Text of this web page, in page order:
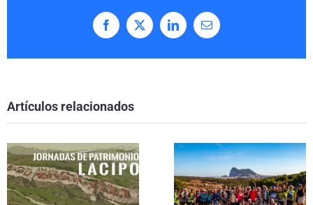
Facebook
X LinkedInCorreo
electrónico
Artículos relacionados